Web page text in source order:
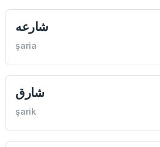
شارعه
şaria
شارق
şarik